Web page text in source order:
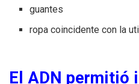
guantes
ropa coincidente con la
El ADN permitió